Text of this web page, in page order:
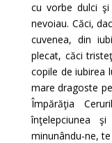
cu vorbe dulci
nevoiau. Căci,
cuvenea, din
plecat, căci
copile de iubirea
mare dragoste
Împărăţia
înţelepciunea
minunându-ne,